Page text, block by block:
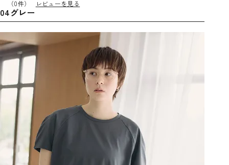
（0件）
レビューを見る
04グレー